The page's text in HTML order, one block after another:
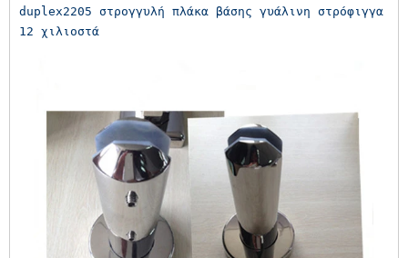
duplex2205 στρογγυλή πλάκα βάσης γυάλινη στρόφιγγα
12 χιλιοστά